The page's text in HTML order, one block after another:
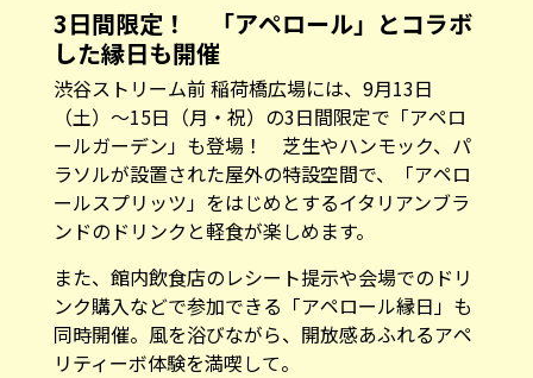
3日間限定！ 「アペロール」とコラボ
した縁日も開催
渋谷ストリーム前 稲荷橋広場には、9月13日
（土）〜15日（月・祝）の3日間限定で「アペロ
ールガーデン」も登場！ 芝生やハンモック、パ
ラソルが設置された屋外の特設空間で、「アペロ
ールスプリッツ」をはじめとするイタリアンブラ
ンドのドリンクと軽食が楽しめます。
また、館内飲食店のレシート提示や会場でのドリ
ンク購入などで参加できる「アペロール縁日」も
同時開催。風を浴びながら、開放感あふれるアペ
リティーボ体験を満喫して。